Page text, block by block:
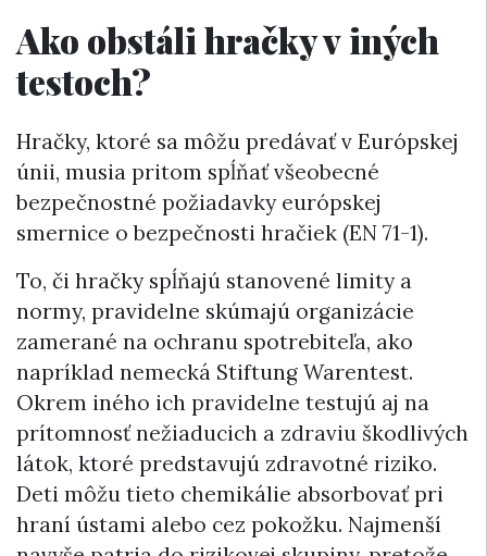
Ako obstáli hračky v iných
testoch?
Hračky, ktoré sa môžu predávať v Európskej
únii, musia pritom spĺňať všeobecné
bezpečnostné požiadavky európskej
smernice o bezpečnosti hračiek (EN 71-1).
To, či hračky spĺňajú stanovené limity a
normy, pravidelne skúmajú organizácie
zamerané na ochranu spotrebiteľa, ako
napríklad nemecká Stiftung Warentest.
Okrem iného ich pravidelne testujú aj na
prítomnosť nežiaducich a zdraviu škodlivých
látok, ktoré predstavujú zdravotné riziko.
Deti môžu tieto chemikálie absorbovať pri
hraní ústami alebo cez pokožku. Najmenší